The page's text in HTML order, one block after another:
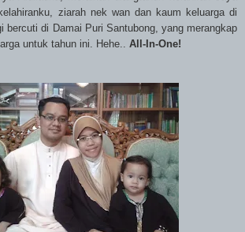
ziarah nek wan dan kaum keluarga di
bercuti di Damai Puri Santubong, yang merangkap
untuk tahun ini. Hehe.. All-In-One!